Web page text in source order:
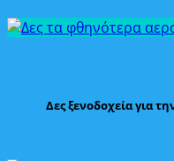
Δες ξενοδοχεία για